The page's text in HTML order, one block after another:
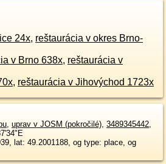
24x, reštaurácia v okres Brno-
v Brno 638x, reštaurácia v
, reštaurácia v Jihovýchod 1723x
, uprav v JOSM (pokročilé), 3489345442,
lat: 49.2001188, og type: place, og